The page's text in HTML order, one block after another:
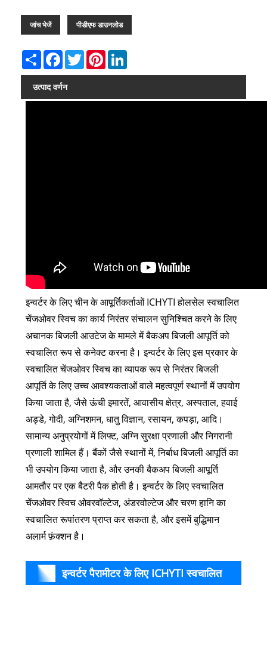
जांच भेजें पीडीएफ डाउनलोड
Share FacebookTwitterPinterest
उत्पाद वर्णन
इन्वर्टर के लिए चीन के आपूर्तिकर्ताओं ICHYTI होलसेल स्वचालित
चेंजओवर स्विच का कार्य निरंतर संचालन सुनिश्चित करने के लिए
अचानक बिजली आउटेज के मामले में बैकअप बिजली आपूर्ति को
स्वचालित रूप से कनेक्ट करना है। इन्वर्टर के लिए इस प्रकार के
स्वचालित चेंजओवर स्विच का व्यापक रूप से निरंतर बिजली
आपूर्ति के लिए उच्च आवश्यकताओं वाले महत्वपूर्ण स्थानों में उपयोग
किया जाता है, जैसे ऊंची इमारतें, आवासीय क्षेत्र, अस्पताल, हवाई
अड्डे, गोदी, अग्निशमन, धातु विज्ञान, रसायन, कपड़ा, आदि।
सामान्य अनुप्रयोगों में लिफ्ट, अग्नि सुरक्षा प्रणाली और निगरानी
प्रणाली शामिल हैं। बैंकों जैसे स्थानों में, निर्बाध बिजली आपूर्ति का
भी उपयोग किया जाता है, और उनकी बैकअप बिजली आपूर्ति
आमतौर पर एक बैटरी पैक होती है। इन्वर्टर के लिए स्वचालित
चेंजओवर स्विच ओवरवॉल्टेज, अंडरवोल्टेज और चरण हानि का
स्वचालित रूपांतरण प्राप्त कर सकता है, और इसमें बुद्धिमान
अलार्म फ़ंक्शन है।
इन्वर्टर पैरामीटर के लिए ICHYTI स्वचालित